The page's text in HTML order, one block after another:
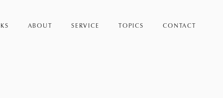
ABOUT SERVICE TOPICS CONTACT